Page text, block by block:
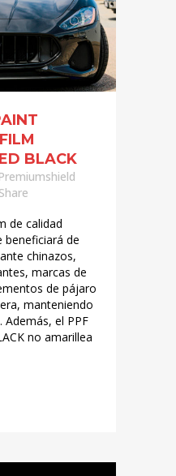
BLACK
Premiumshield
Share
de calidad
beneficiará de
chinazos,
marcas de
de pájaro
manteniendo
Además, el PPF
no amarillea